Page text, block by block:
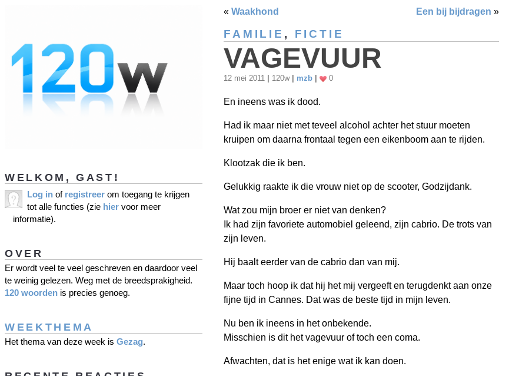
« Waakhond Een bij bijdragen »
FAMILIE , FICTIE
VAGEVUUR
12 mei 2011 120w mzb 0
En ineens was ik dood.
Had ik maar niet met teveel alcohol achter het stuur moeten
kruipen om daarna frontaal tegen een eikenboom aan te rijden.
Klootzak die ik ben.
Gelukkig raakte ik die vrouw niet op de scooter, Godzijdank.
Wat zou mijn broer er niet van denken?
Ik had zijn favoriete automobiel geleend, zijn cabrio. De trots van
zijn leven.
Hij baalt eerder van de cabrio dan van mij.
Maar toch hoop ik dat hij het mij vergeeft en terugdenkt aan onze
fijne tijd in Cannes. Dat was de beste tijd in mijn leven.
Nu ben ik ineens in het onbekende.
Misschien is dit het vagevuur of toch een coma.
Afwachten, dat is het enige wat ik kan doen.
WELKOM, GAST!
Log in of registreer om toegang te krijgen
tot alle functies (zie hier voor meer
informatie).
OVER
Er wordt veel te veel geschreven en daardoor veel
te weinig gelezen. Weg met de breedsprakigheid.
120 woorden is precies genoeg.
WEEKTHEMA
Het thema van deze week is Gezag.